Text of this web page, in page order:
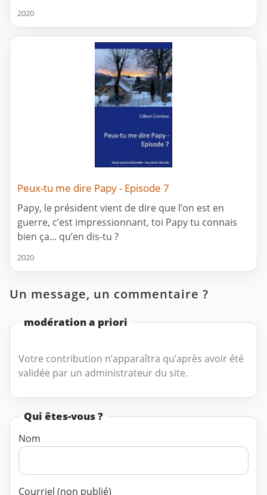
2020
Peux-tu me dire Papy - Episode 7
Papy, le président vient de dire que l’on est en
guerre, c’est impressionnant, toi Papy tu connais
bien ça... qu’en dis-tu ?
2020
Un message, un commentaire ?
modération a priori
Votre contribution n’apparaîtra qu’après avoir été
validée par un administrateur du site.
Qui êtes-vous ?
Nom
Courriel (non publié)